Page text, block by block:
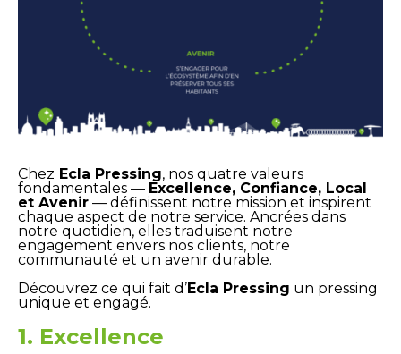
Chez Ecla Pressing, nos quatre valeurs
fondamentales — Excellence, Confiance, Local
et Avenir — définissent notre mission et inspirent
chaque aspect de notre service. Ancrées dans
notre quotidien, elles traduisent notre
engagement envers nos clients, notre
communauté et un avenir durable.
Découvrez ce qui fait d’Ecla Pressing un pressing
unique et engagé.
1. Excellence